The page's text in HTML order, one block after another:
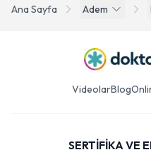
Ana Sayfa Adem
VideolarBlog
SERTİFİKA VE